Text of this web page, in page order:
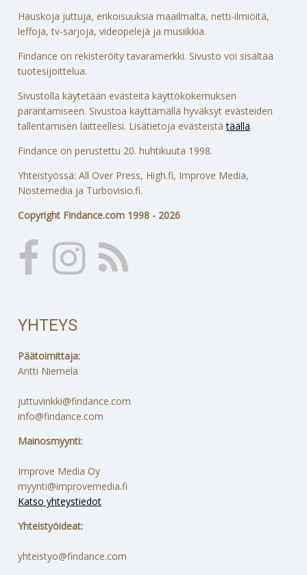
Hauskoja juttuja, erikoisuuksia maailmalta, netti-ilmiöitä,
leffoja, tv-sarjoja, videopelejä ja musiikkia.
Findance on rekisteröity tavaramerkki. Sivusto voi sisältää
tuotesijoittelua.
Sivustolla käytetään evästeitä käyttökokemuksen
parantamiseen. Sivustoa käyttämällä hyväksyt evästeiden
tallentamisen laitteellesi. Lisätietoja evästeistätäällä.
Findance on perustettu 20. huhtikuuta 1998.
Yhteistyössä: All Over Press, High.fi, Improve Media,
Nostemedia ja Turbovisio.fi.
Copyright Findance.com 1998 - 2026
YHTEYS
Päätoimittaja:
Antti Niemelä
juttuvinkki@findance.com
info@findance.com
Mainosmyynti:
Improve Media Oy
myynti@improvemedia.fi
Katso yhteystiedot
Yhteistyöideat:
yhteistyo@findance.com